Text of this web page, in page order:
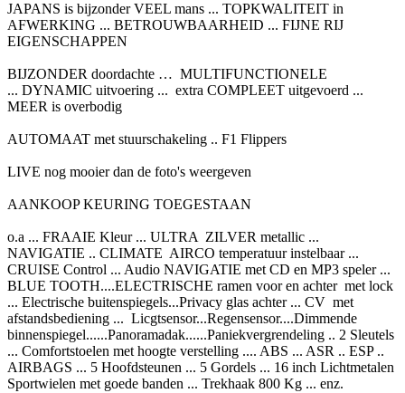
JAPANS is bijzonder VEEL mans ... TOPKWALITEIT in
AFWERKING ... BETROUWBAARHEID ... FIJNE RIJ
EIGENSCHAPPEN
BIJZONDER doordachte … MULTIFUNCTIONELE
... DYNAMIC uitvoering ... extra COMPLEET uitgevoerd ...
MEER is overbodig
AUTOMAAT met stuurschakeling .. F1 Flippers
LIVE nog mooier dan de foto's weergeven
AANKOOP KEURING TOEGESTAAN
o.a ... FRAAIE Kleur ... ULTRA ZILVER metallic ...
NAVIGATIE .. CLIMATE AIRCO temperatuur instelbaar ...
CRUISE Control ... Audio NAVIGATIE met CD en MP3 speler ...
BLUE TOOTH....ELECTRISCHE ramen voor en achter met lock
... Electrische buitenspiegels...Privacy glas achter ... CV met
afstandsbediening ... Licgtsensor...Regensensor....Dimmende
binnenspiegel......Panoramadak......Paniekvergrendeling .. 2 Sleutels
... Comfortstoelen met hoogte verstelling .... ABS ... ASR .. ESP ..
AIRBAGS ... 5 Hoofdsteunen ... 5 Gordels ... 16 inch Lichtmetalen
Sportwielen met goede banden ... Trekhaak 800 Kg ... enz.